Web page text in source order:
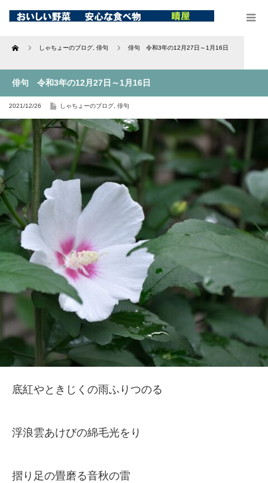
Home しゃちょーのブログ 俳句 俳句 令和3年の12月27日～1月16日
俳句 令和3年の12月27日～1月16日
2021/12/26 しゃちょーのブログ 俳句
底紅やときじくの雨ふりつのる
浮浪雲あけびの綿毛光をり
摺り足の畳磨る音秋の雷